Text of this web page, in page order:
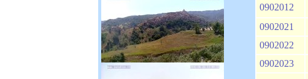
0902012
0902021
0902022
0902023